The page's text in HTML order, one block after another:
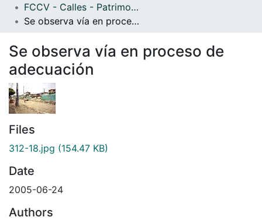
FCCV - Calles - Patrimonial
Se observa vía en proceso de adecuación
Se observa vía en proceso de
adecuación
Files
312-18.jpg (154.47 KB)
Date
2005-06-24
Authors